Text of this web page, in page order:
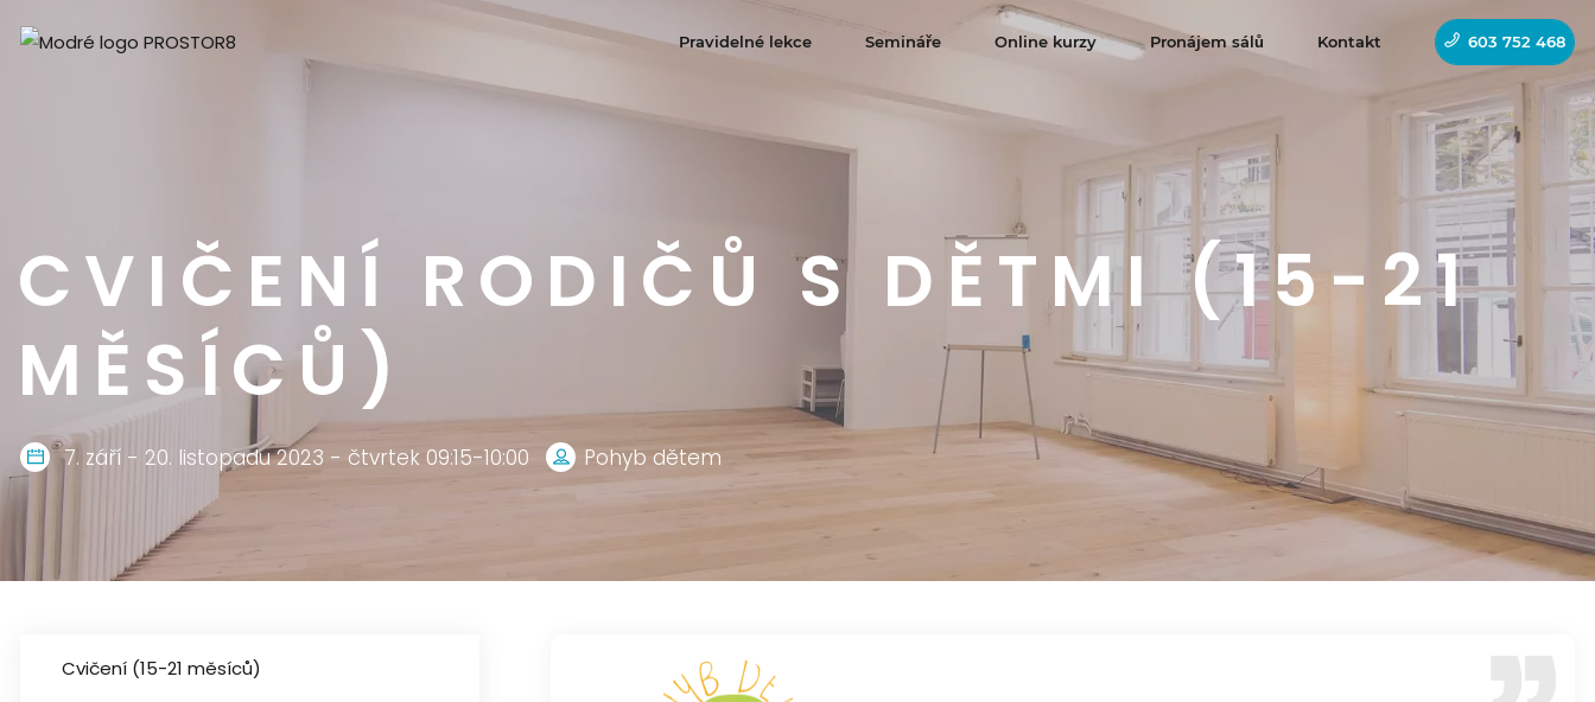
Pravidelné lekce Semináře Online kurzy Pronájem sálů Kontakt 603 752 468
CVIČENÍ RODIČŮ S DĚTMI (15-21
MĚSÍCŮ)
7. září - 20. listopadu 2023 - čtvrtek 09:15-10:00 Pohyb dětem
Cvičení (15-21 měsíců)